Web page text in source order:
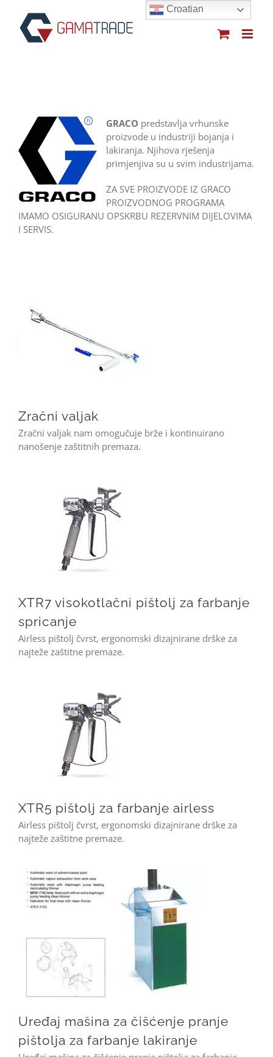
content
GRACO predstavlja vrhunske
proizvode u industriji bojanja i
lakiranja. Njihova rješenja
primjenjiva su u svim industrijama.
ZA SVE PROIZVODE IZ GRACO
PROIZVODNOG PROGRAMA
IMAMO OSIGURANU OPSKRBU REZERVNIM DIJELOVIMA
I SERVIS.
Zračni valjak
Zračni valjak nam omogučuje brže i kontinuirano
nanošenje zaštitnih premaza.
XTR7 visokotlačni pištolj za farbanje
spricanje
Airless pištolj čvrst, ergonomski dizajnirane drške za
najteže zaštitne premaze.
XTR5 pištolj za farbanje airless
Airless pištolj čvrst, ergonomski dizajnirane drške za
najteže zaštitne premaze.
Uređaj mašina za čišćenje pranje
pištolja za farbanje lakiranje
Croatian